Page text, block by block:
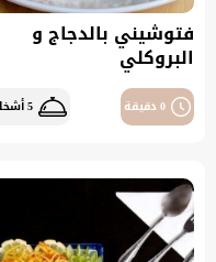
فتوشيني بالدجاج و
البروكلي
0 دقيقة 5 أشخاص